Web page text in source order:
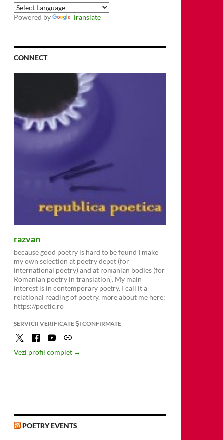
Powered by Translate
CONNECT
razvan
because good poetry is hard to be found I make
my own selection at poetry depot (for
international poetry) and at romanian bodies (for
Romanian poetry in translation). My main
interest is in contemporary poetry. I call it a
relational reading of poetry. more about me here:
https://poetic.ro
SERVICII VERIFICATE ȘI CONFIRMATE
Vezi profil complet →
POETRY EVENTS